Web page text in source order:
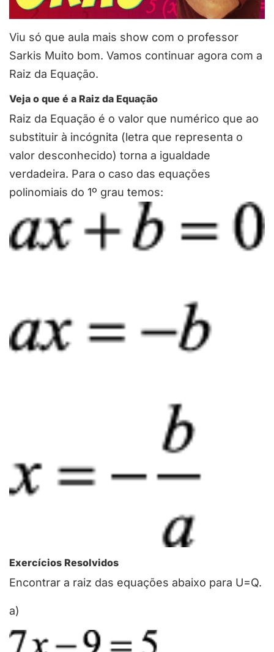
Viu só que aula mais show com o professor
Sarkis Muito bom. Vamos continuar agora com a
Raiz da Equação.
Veja o que é a Raiz da Equação
Raiz da Equação é o valor que numérico que ao
substituir à incógnita (letra que representa o
valor desconhecido) torna a igualdade
verdadeira. Para o caso das equações
polinomiais do 1º grau temos:
Exercícios Resolvidos
Encontrar a raiz das equações abaixo para U=Q.
a)